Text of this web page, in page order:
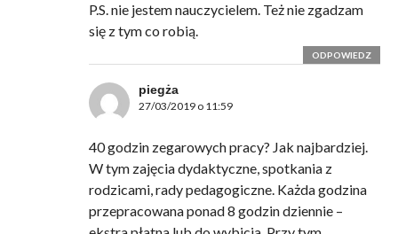
P.S. nie jestem nauczycielem. Też nie zgadzam
się z tym co robią.
ODPOWIEDZ
piegża
27/03/2019 o 11:59
40 godzin zegarowych pracy? Jak najbardziej.
W tym zajęcia dydaktyczne, spotkania z
rodzicami, rady pedagogiczne. Każda godzina
przepracowana ponad 8 godzin dziennie –